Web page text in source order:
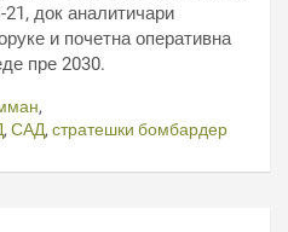
док аналитичари
и почетна оперативна
пре 2030.
,
, САД, стратешки бомбардер